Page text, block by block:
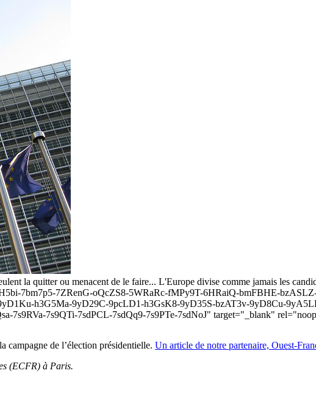
la quitter ou menacent de le faire... L'Europe divise comme jamais les
7bm7p5-7ZRenG-oQcZS8-5WRaRc-fMPy9T-6HRaiQ-bmFBHE-
h3G5Ma-9yD29C-9pcLD1-h3GsK8-9yD35S-bzAT3v-9yD8Cu-
7s9RVa-7s9QTi-7sdPCL-7sdQq9-7s9PTe-7sdNoJ" target="_blank"
campagne de l’élection présidentielle. Un article de notre partenaire, Ouest-
(ECFR) à Paris.